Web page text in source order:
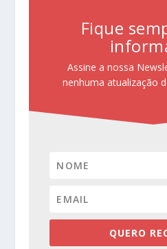
Fique
Assine a nossa
nenhuma atualização
QUERO